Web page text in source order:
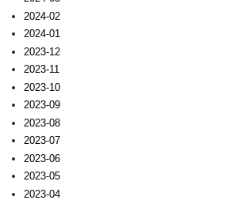
2024-02
2024-01
2023-12
2023-11
2023-10
2023-09
2023-08
2023-07
2023-06
2023-05
2023-04